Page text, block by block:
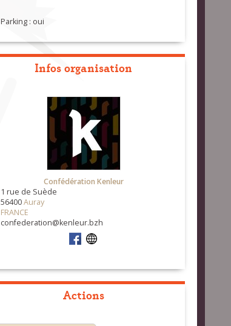
Parking : oui
Infos organisation
Confédération Kenleur
1 rue de Suède
56400Auray
FRANCE
confederation@kenleur.bzh
Actions